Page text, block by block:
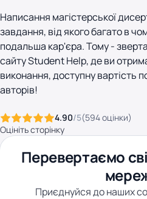
Написання магістерської
завдання, від якого багато в
подальша кар'єра. Тому -
сайту Student Help, де ви
виконання, доступну вартість
авторів!
4.90/5(594оцінки)
Оцініть сторінку
Перевертаємо
Приєднуйся до наших